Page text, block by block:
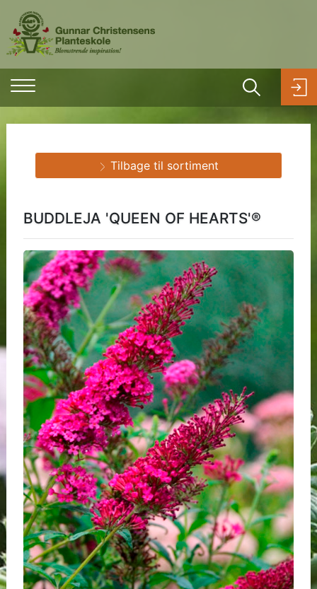
BUDDLEJA 'QUEEN OF HEARTS'®
Tilbage til sortiment